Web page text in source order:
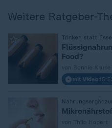
Weitere Ratgeber-
Trinken statt
Food?
mit Video